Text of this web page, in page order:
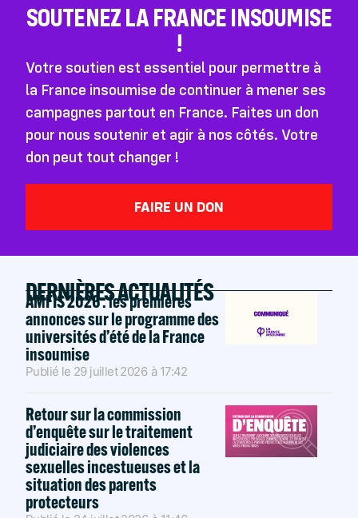
SOUTENEZ LA FRANCE INSOUMISE
!
Votre soutien est essentiel pour permettre à
la France insoumise de continuer à mener ses
campagnes partout en France. Faites un don
pour nous soutenir et agir à nos côtés. Votre
don peut tout changer !
FAIRE UN DON
DERNIÈRES ACTUALITÉS
AMFIS 2026 : les premières
annonces sur le programme des
universités d’été de la France
insoumise
Publié le 29 juillet 2026 à 17:42
Retour sur la commission
d’enquête sur le traitement
judiciaire des violences
sexuelles incestueuses et la
situation des parents
protecteurs